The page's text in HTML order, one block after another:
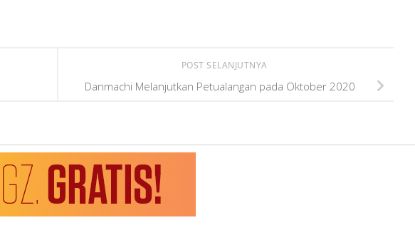
POST SELANJUTNYA
Danmachi Melanjutkan Petualangan pada Oktober 2020